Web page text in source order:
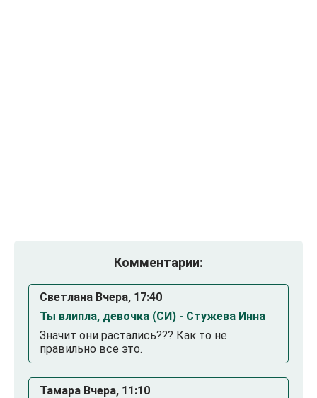
Комментарии:
Светлана Вчера, 17:40
Ты влипла, девочка (СИ) - Стужева Инна
Значит они растались??? Как то не
правильно все это.
Тамара Вчера, 11:10